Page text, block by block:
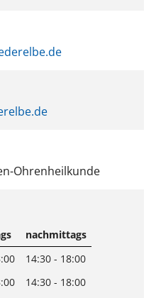
Ohrenheilkunde
nachmittags
14:30 - 18:00
14:30 - 18:00